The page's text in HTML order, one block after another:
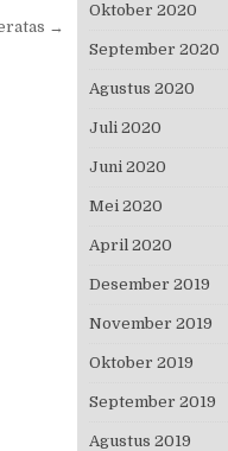
→
Oktober 2020
September 2020
Agustus 2020
Juli 2020
Juni 2020
Mei 2020
April 2020
Desember 2019
November 2019
Oktober 2019
September 2019
Agustus 2019